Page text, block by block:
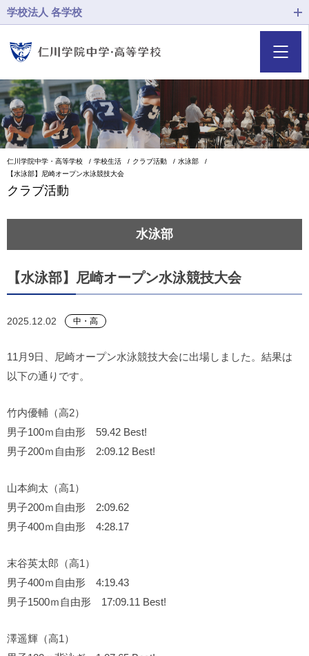
学校法人 各学校
仁川学院中学・高等学校 学校生活 クラブ活動
水泳部
【水泳部】尼崎オープン水泳競技大会
クラブ活動
水泳部
【水泳部】尼崎オープン水泳競技大会
2025.12.02 中・高
11月9日、尼崎オープン水泳競技大会に出場しました。結果は
以下の通りです。
竹内優輔（高2）
男子100ｍ自由形 59.42 Best!
男子200ｍ自由形 2:09.12 Best!
山本絢太（高1）
男子200ｍ自由形 2:09.62
男子400ｍ自由形 4:28.17
末谷英太郎（高1）
男子400ｍ自由形 4:19.43
男子1500ｍ自由形 17:09.11 Best!
澤遥輝（高1）